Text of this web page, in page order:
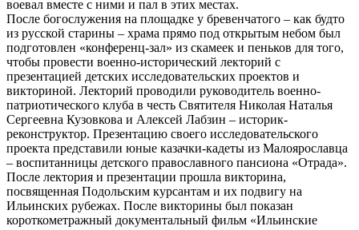
воевал вместе с ними и пал в этих местах.
После богослужения на площадке у бревенчатого – как будто
из русской старины – храма прямо под открытым небом был
подготовлен «конференц-зал» из скамеек и пеньков для того,
чтобы провести военно-исторический лекторий с
презентацией детских исследовательских проектов и
викториной. Лекторий проводили руководитель военно-
патриотического клуба в честь Святителя Николая Наталья
Сергеевна Кузовкова и Алексей Лабзин – историк-
реконструктор. Презентацию своего исследовательского
проекта представили юные казачки-кадеты из Малоярославца
– воспитанницы детского православного пансиона «Отрада».
После лектория и презентации прошла викторина,
посвященная Подольским курсантам и их подвигу на
Ильинских рубежах. После викторины был показан
короткометражный документальный фильм «Ильинские